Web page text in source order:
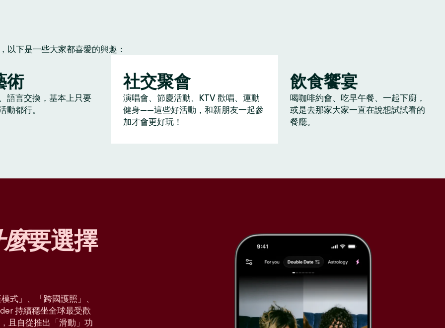
以下是一些大家都喜愛的興趣：
術
語言交換，基本上只要
動都行。
社交聚會
演唱會、節慶活動、KTV 歡唱、運動
健身——這些好活動，和新朋友一起參
加才會更好玩！
飲食饗宴
喝咖啡約會、吃早午餐、一起下廚，
或是去那家大家一直在說想試試看的
餐廳。
要選擇
式」、「跨國護照」、
持續穩坐全球最受歡
且自從推出「滑動」功